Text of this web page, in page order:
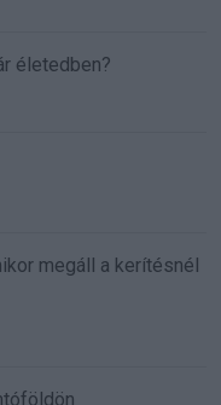
életedben?
megáll a kerítésnél